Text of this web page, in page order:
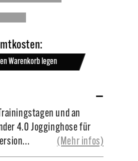
Warenkorb legen
und an
4.0 Jogginghose für
der Contender-
und an
4.0 Jogginghose für
(Mehr infos)